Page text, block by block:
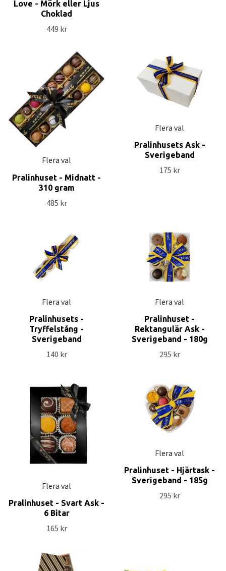
Love - Mörk eller Ljus
Choklad
449 kr
Flera val
Pralinhuset - Midnatt -
310 gram
485 kr
Flera val
Pralinhusets Ask -
Sverigeband
175 kr
Flera val
Pralinhusets -
Tryffelstång -
Sverigeband
140 kr
Flera val
Pralinhuset -
Rektangulär Ask -
Sverigeband - 180g
295 kr
Flera val
Pralinhuset - Svart Ask -
6 Bitar
165 kr
Flera val
Pralinhuset - Hjärtask -
Sverigeband - 185g
295 kr